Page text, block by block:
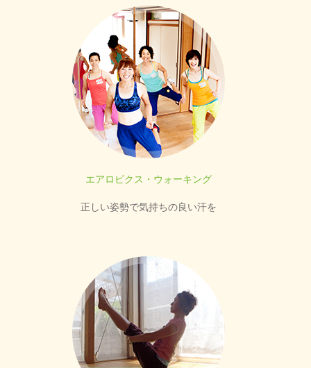
エアロビクス・ウォーキング
正しい姿勢で気持ちの良い汗を